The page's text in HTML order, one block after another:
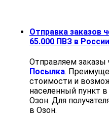
Отправка заказов
65.000 ПВЗ в России
Отправляем заказы
Посылка.
стоимости и
населенный пункт
Озон. Для
в Озон.